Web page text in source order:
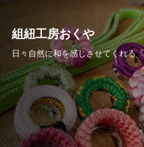
組紐工房おくや
日々自然に和を感じさせてくれる